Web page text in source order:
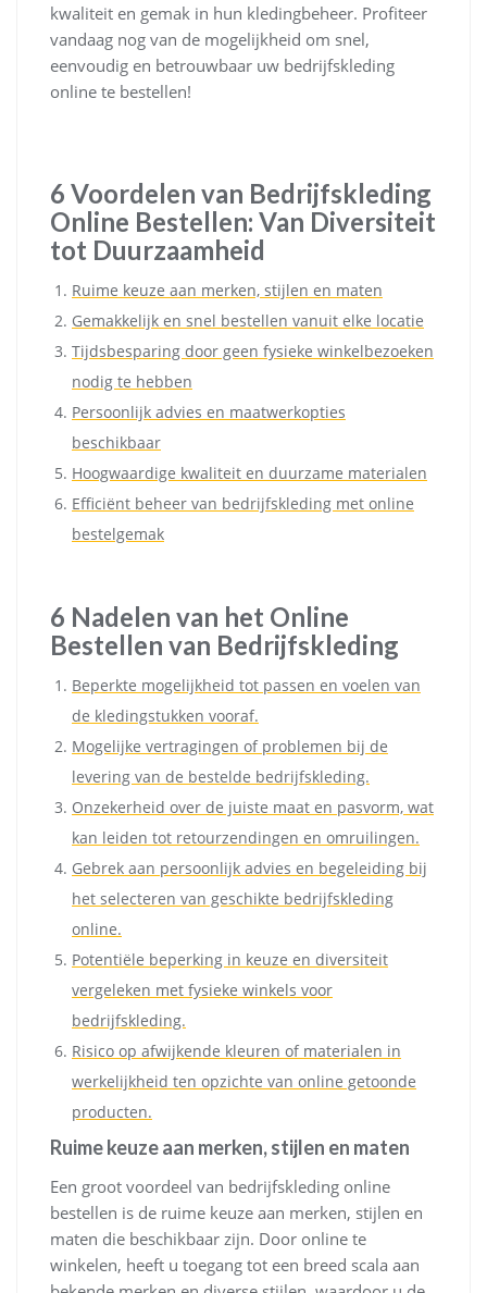
kwaliteit en gemak in hun kledingbeheer. Profiteer
vandaag nog van de mogelijkheid om snel,
eenvoudig en betrouwbaar uw bedrijfskleding
online te bestellen!
6 Voordelen van Bedrijfskleding
Online Bestellen: Van Diversiteit
tot Duurzaamheid
Ruime keuze aan merken, stijlen en maten
Gemakkelijk en snel bestellen vanuit elke locatie
Tijdsbesparing door geen fysieke winkelbezoeken
nodig te hebben
Persoonlijk advies en maatwerkopties
beschikbaar
Hoogwaardige kwaliteit en duurzame materialen
Efficiënt beheer van bedrijfskleding met online
bestelgemak
6 Nadelen van het Online
Bestellen van Bedrijfskleding
Beperkte mogelijkheid tot passen en voelen van
de kledingstukken vooraf.
Mogelijke vertragingen of problemen bij de
levering van de bestelde bedrijfskleding.
Onzekerheid over de juiste maat en pasvorm, wat
kan leiden tot retourzendingen en omruilingen.
Gebrek aan persoonlijk advies en begeleiding bij
het selecteren van geschikte bedrijfskleding
online.
Potentiële beperking in keuze en diversiteit
vergeleken met fysieke winkels voor
bedrijfskleding.
Risico op afwijkende kleuren of materialen in
werkelijkheid ten opzichte van online getoonde
producten.
Ruime keuze aan merken, stijlen en maten
Een groot voordeel van bedrijfskleding online
bestellen is de ruime keuze aan merken, stijlen en
maten die beschikbaar zijn. Door online te
winkelen, heeft u toegang tot een breed scala aan